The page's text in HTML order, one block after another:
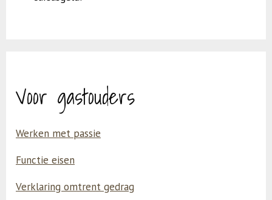
Voor gastouders
Werken met passie
Functie eisen
Verklaring omtrent gedrag